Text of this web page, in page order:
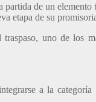
de un elemento
etapa de su
uno de los
a la